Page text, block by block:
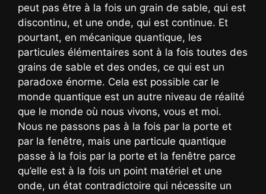
peut pas être à la fois un grain de sable, qui est
discontinu, et une onde, qui est continue. Et
pourtant, en mécanique quantique, les
particules élémentaires sont à la fois toutes des
grains de sable et des ondes, ce qui est un
paradoxe énorme. Cela est possible car le
monde quantique est un autre niveau de réalité
que le monde où nous vivons, vous et moi.
Nous ne passons pas à la fois par la porte et
par la fenêtre, mais une particule quantique
passe à la fois par la porte et la fenêtre parce
qu’elle est à la fois un point matériel et une
onde, un état contradictoire qui nécessite un